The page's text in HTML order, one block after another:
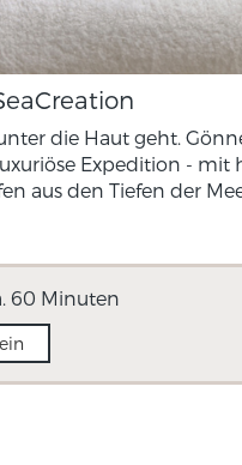
die Haut geht.
Expedition - mit
aus den Tiefen der
60 Minuten